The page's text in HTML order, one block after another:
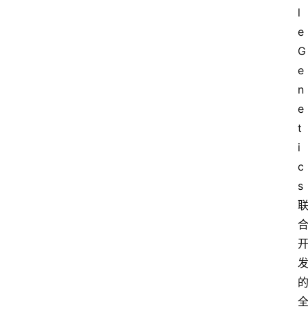
l
e
G
e
n
e
t
i
c
s
联
合
开
发
的
全